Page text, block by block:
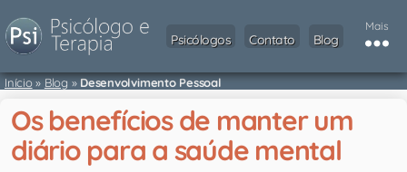
Psicólogos Contato Blog
Mais
Início» Blog»Desenvolvimento Pessoal
Os benefícios de manter um
diário para a saúde mental